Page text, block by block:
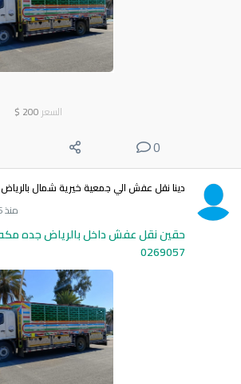
السعر 200
$
0
دينا نقل عفش الي جمعية خيرية شمال بالرياض
منذ 6 ساعات
0269057